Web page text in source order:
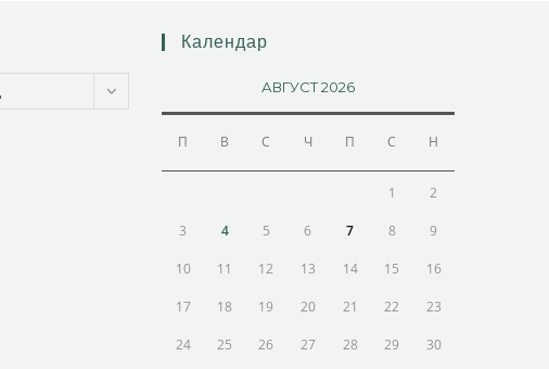
Календар
АВГУСТ 2026
П В С Ч П С Н
1 2
3 4 5 6 7 8 9
10 11 12 13 14 15 16
17 18 19 20 21 22 23
24 25 26 27 28 29 30